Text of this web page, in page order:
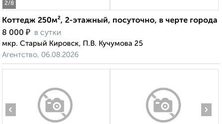
2/8
Коттедж 250м², 2-этажный, посуточно, в черте города
8 000 ₽ в сутки
мкр. Старый Кировск, П.В. Кучумова 25
Агентство, 06.08.2026
‹ ›